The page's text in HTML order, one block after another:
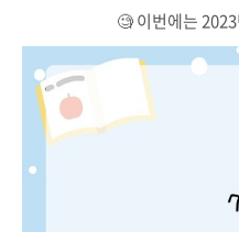
🧐 이번에는